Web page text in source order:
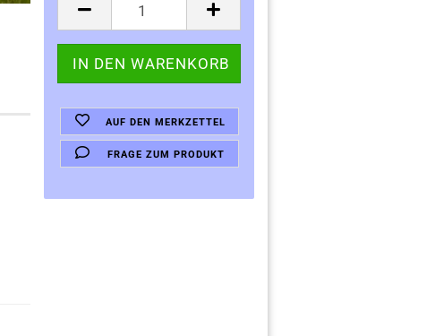
AUF DEN MERKZETTEL
FRAGE ZUM PRODUKT